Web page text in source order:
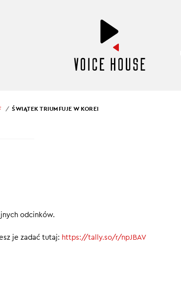
ŚWIĄTEK TRIUMFUJE W KOREI
odcinków.
je zadać tutaj: https://tally.so/r/npJBAV